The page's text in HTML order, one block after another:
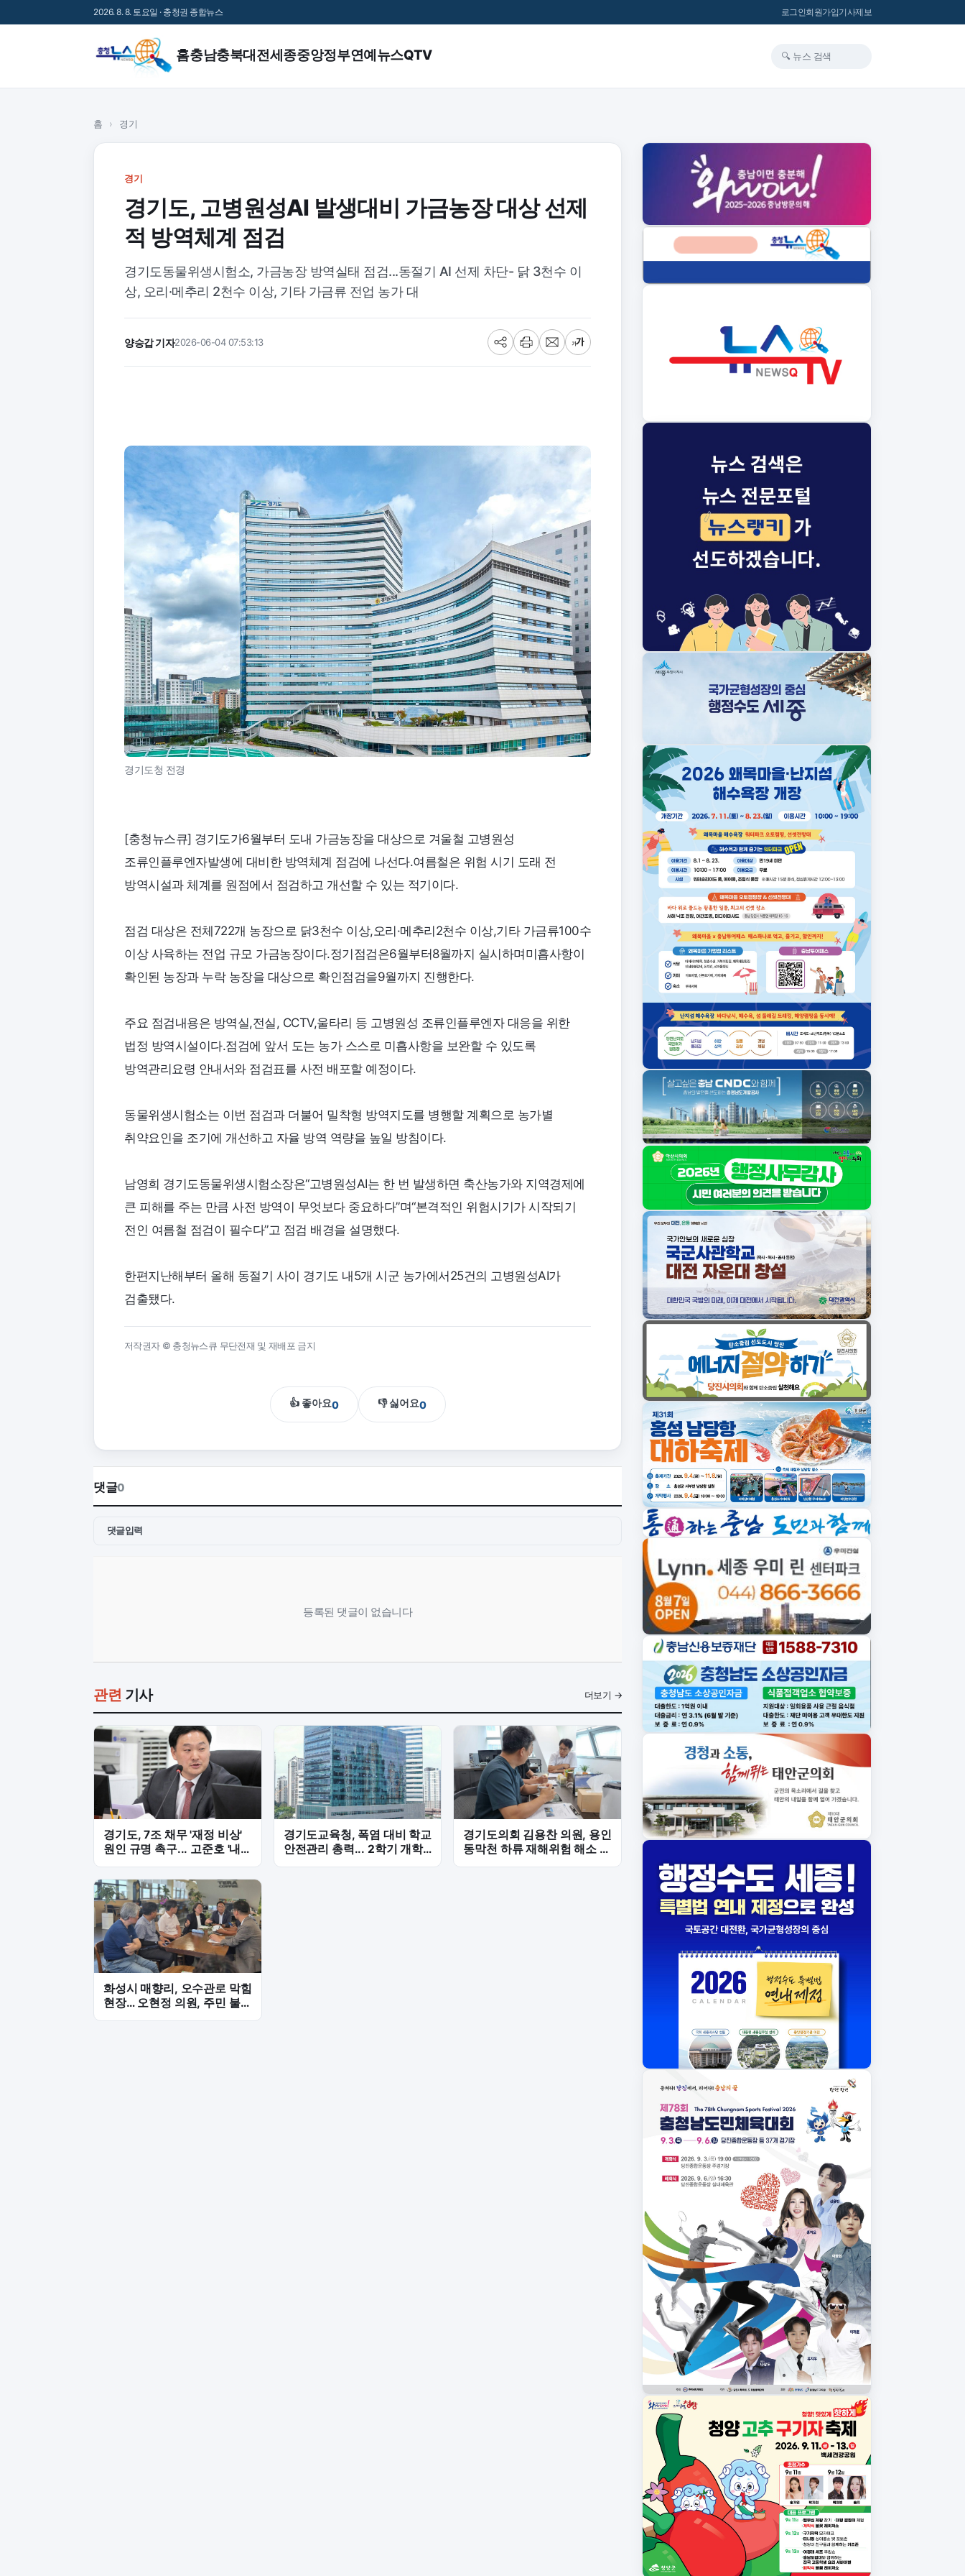
2026. 8. 8. 토요일 · 충청권 종합뉴스 로그인회원가입기사제보
홈충남충북대전세종중앙정부연예 뉴스QTV 🔍 뉴스 검색
홈 › 경기
경기
경기도, 고병원성AI 발생대비 가금농장 대상 선제
적 방역체계 점검
경기도동물위생시험소, 가금농장 방역실태 점검...동절기 AI 선제 차단- 닭 3천수 이
상, 오리·메추리 2천수 이상, 기타 가금류 전업 농가 대
양승갑 기자2026-06-04 07:53:13
공
유
프
린
메
일
글
씨
경기도청 전경
[충청뉴스큐] 경기도가6월부터 도내 가금농장을 대상으로 겨울철 고병원성
조류인플루엔자발생에 대비한 방역체계 점검에 나선다.여름철은 위험 시기 도래 전
방역시설과 체계를 원점에서 점검하고 개선할 수 있는 적기이다.
점검 대상은 전체722개 농장으로 닭3천수 이상,오리·메추리2천수 이상,기타 가금류100수
이상 사육하는 전업 규모 가금농장이다.정기점검은6월부터8월까지 실시하며미흡사항이
확인된 농장과 누락 농장을 대상으로 확인점검을9월까지 진행한다.
주요 점검내용은 방역실,전실, CCTV,울타리 등 고병원성 조류인플루엔자 대응을 위한
법정 방역시설이다.점검에 앞서 도는 농가 스스로 미흡사항을 보완할 수 있도록
방역관리요령 안내서와 점검표를 사전 배포할 예정이다.
동물위생시험소는 이번 점검과 더불어 밀착형 방역지도를 병행할 계획으로 농가별
취약요인을 조기에 개선하고 자율 방역 역량을 높일 방침이다.
남영희 경기도동물위생시험소장은“고병원성AI는 한 번 발생하면 축산농가와 지역경제에
큰 피해를 주는 만큼 사전 방역이 무엇보다 중요하다”며“본격적인 위험시기가 시작되기
전인 여름철 점검이 필수다”고 점검 배경을 설명했다.
한편지난해부터 올해 동절기 사이 경기도 내5개 시군 농가에서25건의 고병원성AI가
검출됐다.
저작권자 © 충청뉴스큐 무단전재 및 재배포 금지
👍 좋아요0 👎 싫어요0
댓글0
댓글입력
등록된 댓글이 없습니다
관련 기사 더보기 →
경기도, 7조 채무 '재정 비상'
원인 규명 촉구... 고준호 '내
부 책임' 집중 질타
경기도교육청, 폭염 대비 학교
안전관리 총력... 2학기 개학
만반 준비
경기도의회 김용찬 의원, 용인
동막천 하류 재해위험 해소 위
한 하천정비 속도전
화성시 매향리, 오수관로 막힘
현장… 오현정 의원, 주민 불편
해소 긴급 점검